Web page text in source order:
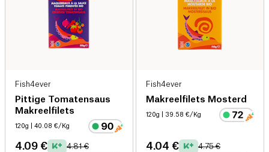
Fish4ever
Pittige Tomatensaus
Makreelfilets
120g | 40.08 €/Kg
4.09 € 4.81 €
Fish4ever
Makreelfilets Mosterd
120g | 39.58 €/Kg
4.04 € 4.75 €